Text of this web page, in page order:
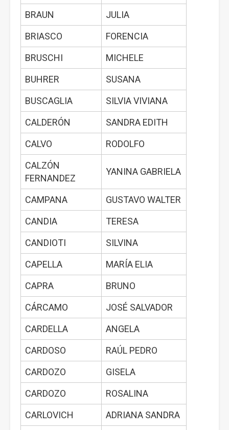
BRAUN
JULIA
BRIASCO
FORENCIA
BRUSCHI
MICHELE
BUHRER
SUSANA
BUSCAGLIA
SILVIA VIVIANA
CALDERÓN
SANDRA EDITH
CALVO
RODOLFO
CALZÓN
FERNANDEZ
YANINA GABRIELA
CAMPANA
GUSTAVO WALTER
CANDIA
TERESA
CANDIOTI
SILVINA
CAPELLA
MARÍA ELIA
CAPRA
BRUNO
CÁRCAMO
JOSÉ SALVADOR
CARDELLA
ANGELA
CARDOSO
RAÚL PEDRO
CARDOZO
GISELA
CARDOZO
ROSALINA
CARLOVICH
ADRIANA SANDRA